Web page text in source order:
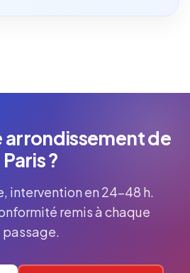
arrondissement de
Paris ?
intervention en 24-48 h.
remis à chaque
passage.